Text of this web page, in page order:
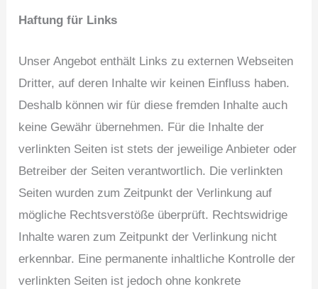
Haftung für Links
Unser Angebot enthält Links zu externen Webseiten
Dritter, auf deren Inhalte wir keinen Einfluss haben.
Deshalb können wir für diese fremden Inhalte auch
keine Gewähr übernehmen. Für die Inhalte der
verlinkten Seiten ist stets der jeweilige Anbieter oder
Betreiber der Seiten verantwortlich. Die verlinkten
Seiten wurden zum Zeitpunkt der Verlinkung auf
mögliche Rechtsverstöße überprüft. Rechtswidrige
Inhalte waren zum Zeitpunkt der Verlinkung nicht
erkennbar. Eine permanente inhaltliche Kontrolle der
verlinkten Seiten ist jedoch ohne konkrete